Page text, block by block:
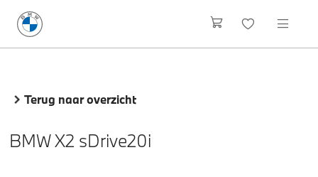
Terug naar overzicht
BMW X2 sDrive20i